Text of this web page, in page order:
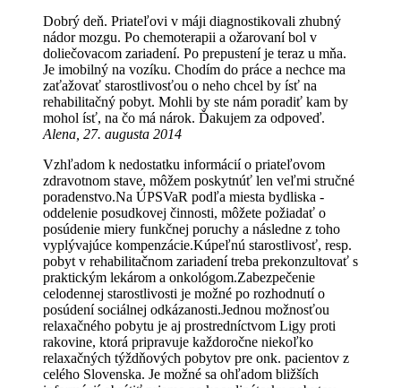
Dobrý deň. Priateľovi v máji diagnostikovali zhubný
nádor mozgu. Po chemoterapii a ožarovaní bol v
doliečovacom zariadení. Po prepustení je teraz u mňa.
Je imobilný na vozíku. Chodím do práce a nechce ma
zaťažovať starostlivosťou o neho chcel by ísť na
rehabilitačný pobyt. Mohli by ste nám poradiť kam by
mohol ísť, na čo má nárok. Ďakujem za odpoveď.
Alena, 27. augusta 2014
Vzhľadom k nedostatku informácií o priateľovom
zdravotnom stave, môžem poskytnúť len veľmi stručné
poradenstvo.Na ÚPSVaR podľa miesta bydliska -
oddelenie posudkovej činnosti, môžete požiadať o
posúdenie miery funkčnej poruchy a následne z toho
vyplývajúce kompenzácie.Kúpeľnú starostlivosť, resp.
pobyt v rehabilitačnom zariadení treba prekonzultovať s
praktickým lekárom a onkológom.Zabezpečenie
celodennej starostlivosti je možné po rozhodnutí o
posúdení sociálnej odkázanosti.Jednou možnosťou
relaxačného pobytu je aj prostredníctvom Ligy proti
rakovine, ktorá pripravuje každoročne niekoľko
relaxačných týždňových pobytov pre onk. pacientov z
celého Slovenska. Je možné sa ohľadom bližších